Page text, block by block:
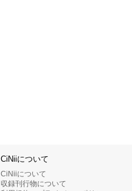
CiNiiについて
CiNiiについて
収録刊行物について